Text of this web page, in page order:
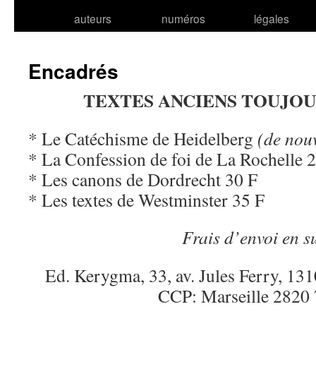
auteurs
numéros
légales
Encadrés
TEXTES ANCIENS
* Le Catéchisme de Heidelberg (de
* La Confession de foi de La Rochelle
* Les canons de Dordrecht 30 F
* Les textes de Westminster 35 F
Frais d’envoi en
Ed. Kerygma, 33, av. Jules Ferry,
CCP: Marseille 2820